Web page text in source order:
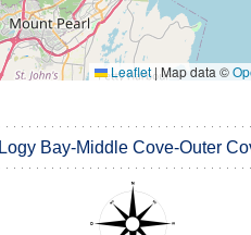
Leaflet|Map data ©
Logy Bay-Middle Cove-Outer